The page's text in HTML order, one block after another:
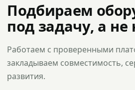
Подбираем
под задачу, а не
Работаем с проверенными
закладываем совместимость,
развития.